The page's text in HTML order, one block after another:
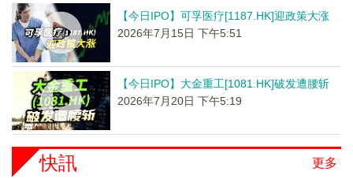
【今日IPO】可孚医疗[1187.HK]迎政策大涨
2026年7月15日 下午5:51
【今日IPO】大金重工[1081.HK]破发遭腰斩
2026年7月20日 下午5:19
更多
快訊